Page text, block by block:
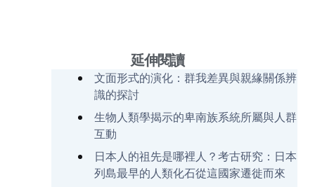
延伸閱讀
文面形式的演化：群我差異與親緣關係辨
識的探討
生物人類學揭示的卑南族系統所屬與人群
互動
日本人的祖先是哪裡人？考古研究：日本
列島最早的人類化石從這國家遷徙而來